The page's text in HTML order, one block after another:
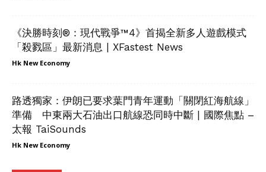
《決勝時刻®：現代戰爭™4》首揭全新多人遊戲模式
「殺戮區」最新消息 | XFastest News
Hk New Economy
路透獨家：伊朗已要求葉門青年運動「關閉紅海航線」
準備 中東兩大石油出口航線恐同時中斷 | 國際焦點 –
太報 TaiSounds
Hk New Economy